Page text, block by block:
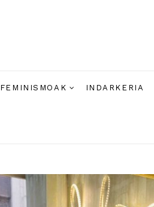
FEMINISMOAK INDARKERIA